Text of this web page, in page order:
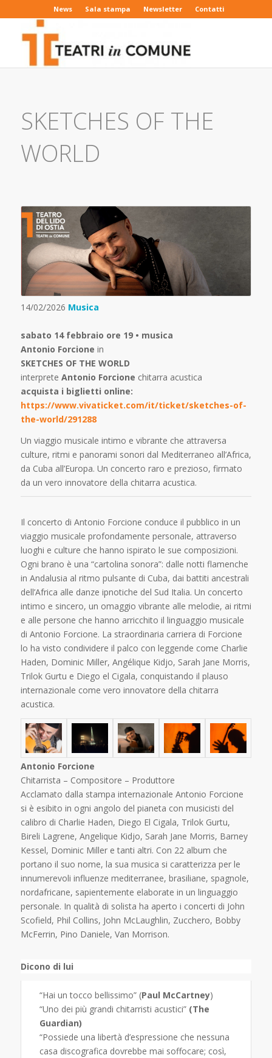
News Sala stampa Newsletter Contatti
SKETCHES OF THE
WORLD
14/02/2026 Musica
sabato 14 febbraio ore 19 • musica
Antonio Forcione in
SKETCHES OF THE WORLD
interprete Antonio Forcione chitarra acustica
acquista i biglietti online:
https://www.vivaticket.com/it/ticket/sketches-of-
the-world/291288
Un viaggio musicale intimo e vibrante che attraversa
culture, ritmi e panorami sonori dal Mediterraneo all’Africa,
da Cuba all’Europa. Un concerto raro e prezioso, firmato
da un vero innovatore della chitarra acustica.
Il concerto di Antonio Forcione conduce il pubblico in un
viaggio musicale profondamente personale, attraverso
luoghi e culture che hanno ispirato le sue composizioni.
Ogni brano è una “cartolina sonora”: dalle notti flamenche
in Andalusia al ritmo pulsante di Cuba, dai battiti ancestrali
dell’Africa alle danze ipnotiche del Sud Italia. Un concerto
intimo e sincero, un omaggio vibrante alle melodie, ai ritmi
e alle persone che hanno arricchito il linguaggio musicale
di Antonio Forcione. La straordinaria carriera di Forcione
lo ha visto condividere il palco con leggende come Charlie
Haden, Dominic Miller, Angélique Kidjo, Sarah Jane Morris,
Trilok Gurtu e Diego el Cigala, conquistando il plauso
internazionale come vero innovatore della chitarra
acustica.
Antonio Forcione
Chitarrista – Compositore – Produttore
Acclamato dalla stampa internazionale Antonio Forcione
si è esibito in ogni angolo del pianeta con musicisti del
calibro di Charlie Haden, Diego El Cigala, Trilok Gurtu,
Bireli Lagrene, Angelique Kidjo, Sarah Jane Morris, Barney
Kessel, Dominic Miller e tanti altri. Con 22 album che
portano il suo nome, la sua musica si caratterizza per le
innumerevoli influenze mediterranee, brasiliane, spagnole,
nordafricane, sapientemente elaborate in un linguaggio
personale. In qualità di solista ha aperto i concerti di John
Scofield, Phil Collins, John McLaughlin, Zucchero, Bobby
McFerrin, Pino Daniele, Van Morrison.
Dicono di lui
“Hai un tocco bellissimo” (Paul McCartney)
“Uno dei più grandi chitarristi acustici” (The
Guardian)
“Possiede una libertà d’espressione che nessuna
casa discografica dovrebbe mai soffocare; così,